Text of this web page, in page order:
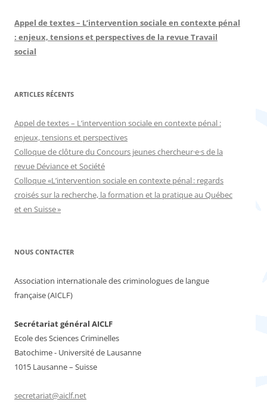
Appel de textes – L’intervention sociale en contexte pénal
: enjeux, tensions et perspectives de la revue Travail
social
ARTICLES RÉCENTS
Appel de textes – L’intervention sociale en contexte pénal :
enjeux, tensions et perspectives
Colloque de clôture du Concours jeunes chercheur·e·s de la
revue Déviance et Société
Colloque «L’intervention sociale en contexte pénal : regards
croisés sur la recherche, la formation et la pratique au Québec
et en Suisse »
NOUS CONTACTER
Association internationale des criminologues de langue
française (AICLF)
Secrétariat général AICLF
Ecole des Sciences Criminelles
Batochime - Université de Lausanne
1015 Lausanne – Suisse
secretariat@aiclf.net